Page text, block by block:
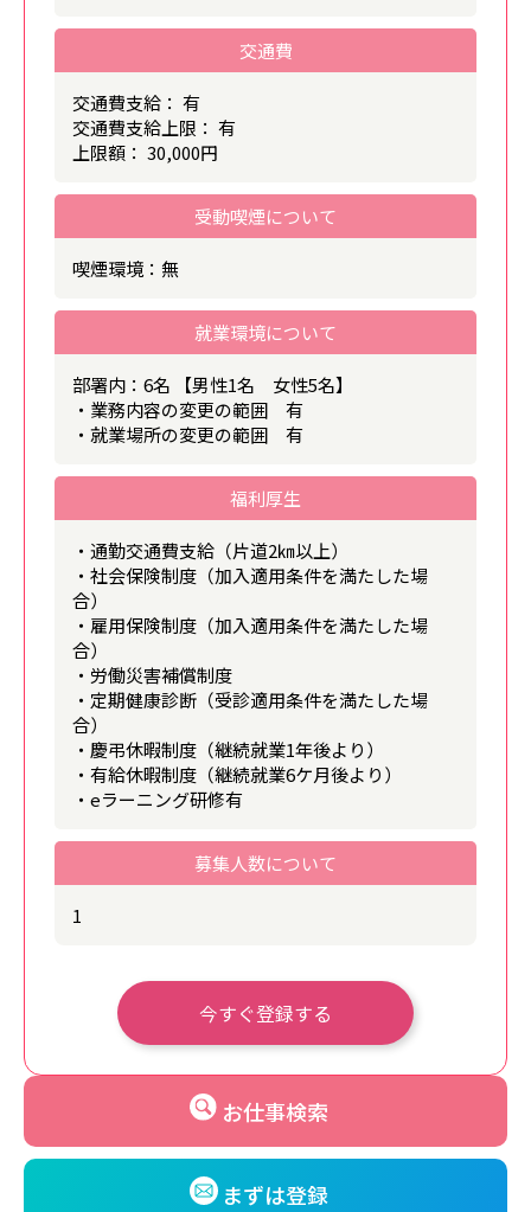
交通費
交通費支給： 有
交通費支給上限： 有
上限額： 30,000円
受動喫煙について
就業環境について
部署内：6名 【男性1名 女性5名】
・業務内容の変更の範囲 有
・就業場所の変更の範囲 有
福利厚生
・通勤交通費支給（片道2㎞以上）
・社会保険制度（加入適用条件を満たした場
合）
・雇用保険制度（加入適用条件を満たした場
合）
・労働災害補償制度
・定期健康診断（受診適用条件を満たした場
合）
・慶弔休暇制度（継続就業1年後より）
・有給休暇制度（継続就業6ケ月後より）
・eラーニング研修有
募集人数について
1
今すぐ登録する
お仕事検索
まずは登録